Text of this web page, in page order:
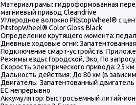
Материал рамы: гидроформованная
магниевый привод Cleandrive
Углеродное волокно PitstopWheel® с
PitstopWheel® Color Gloss Black
Определение крутящего момента:
Дневные ходовые огни:
Подключение смарт-устройств:
Режимы езды: Городской, Эко, По
Скорость электрического привода: 25 км
Дальность действия: До 80 км (в
Двигатель: Запатентованный
ЕС непрерывно
Аккумулятор: Быстросъемный литий-